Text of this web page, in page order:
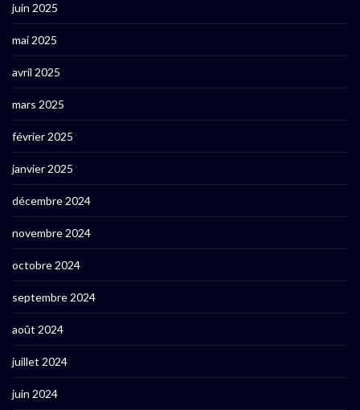
juin 2025
mai 2025
avril 2025
mars 2025
février 2025
janvier 2025
décembre 2024
novembre 2024
octobre 2024
septembre 2024
août 2024
juillet 2024
juin 2024